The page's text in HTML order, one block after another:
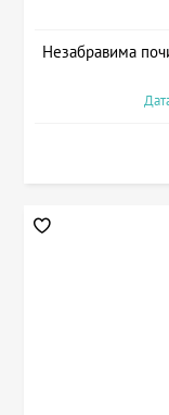
Незабравима